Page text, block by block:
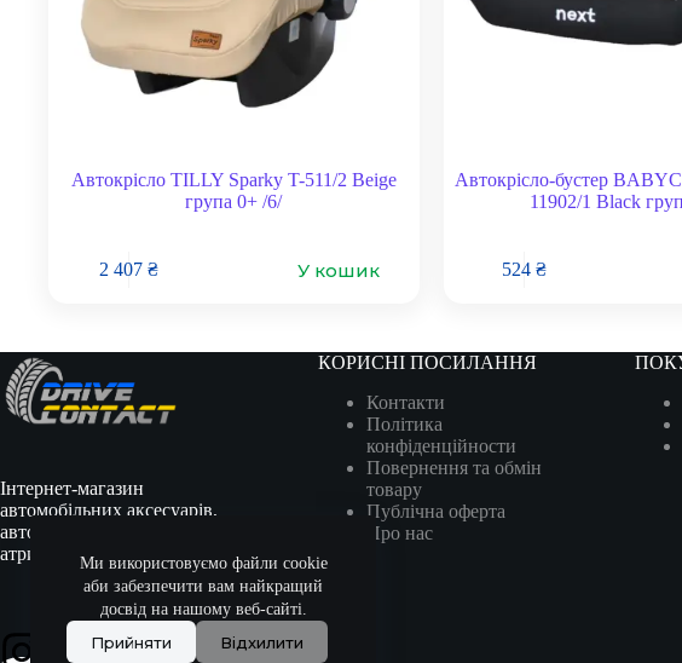
Ми використовуємо файли cookie
аби забезпечити вам найкращий
досвід на нашому веб-сайті.
Прийняти Відхилити
Автокрісло TILLY Sparky T-511/2 Beige
група 0+ /6/
2 407₴ У кошик
Автокрісло-бустер
11902/1 Black
524 ₴
Інтернет-магазин
автомобільних аксесуарів,
автотоварів, гоночної
атрибутики та сувенірів.
КОРИСНІ ПОСИЛАННЯ
Контакти
Політика
конфіденційности
Повернення та обмін
товару
Публічна оферта
Про нас